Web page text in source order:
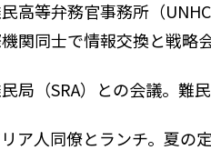
高等弁務官事務所（
関同士で情報交換と戦略
局（SRA）との会議。難
ア人同僚とランチ。夏の